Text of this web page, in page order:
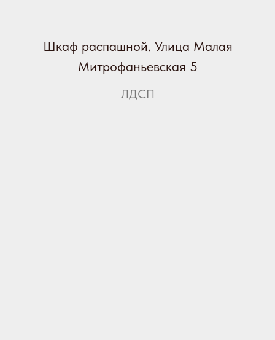
Шкаф распашной. Улица Малая
Митрофаньевская 5
ЛДСП